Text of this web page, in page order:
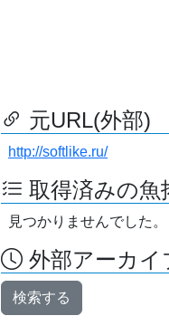
元URL(外部)
http://softlike.ru/
取得済みの魚
見つかりませんでした。
外部アーカイ
検索する